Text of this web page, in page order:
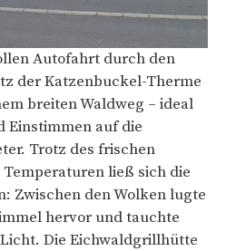
Autofahrt durch den
der Katzenbuckel-Therme
breiten Waldweg – ideal
Einstimmen auf die
Trotz des frischen
ließ sich die
Zwischen den Wolken lugte
hervor und tauchte
Die Eichwaldgrillhütte